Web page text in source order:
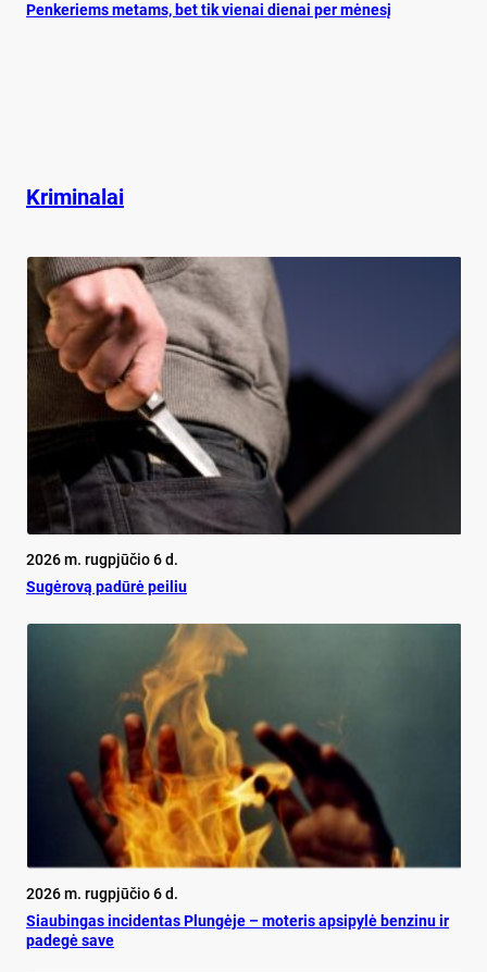
Pen­ke­riems me­tams, bet tik vie­nai die­nai per mė­ne­sį
Kriminalai
2026 m. rugpjūčio 6 d.
Su­gė­ro­vą pa­dū­rė pei­liu
2026 m. rugpjūčio 6 d.
Siau­bin­gas in­ci­den­tas Plun­gė­je – mo­te­ris ap­si­py­lė ben­zi­nu ir
pa­de­gė sa­ve